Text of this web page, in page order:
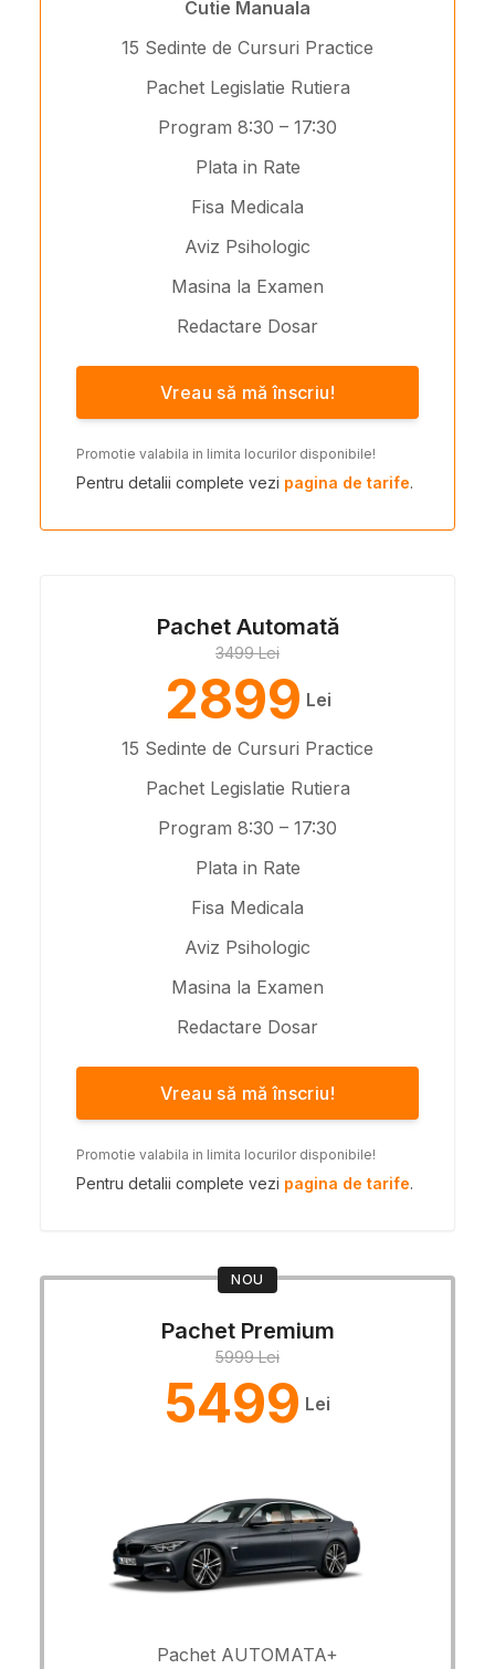
Cutie Manuala
15 Sedinte de Cursuri Practice
Pachet Legislatie Rutiera
Program 8:30 – 17:30
Plata in Rate
Fisa Medicala
Aviz Psihologic
Masina la Examen
Redactare Dosar
Vreau să mă înscriu!
Promotie valabila in limita locurilor disponibile!
Pentru detalii complete vezi pagina de tarife.
Pachet Automată
3499 Lei
2899 Lei
15 Sedinte de Cursuri Practice
Pachet Legislatie Rutiera
Program 8:30 – 17:30
Plata in Rate
Fisa Medicala
Aviz Psihologic
Masina la Examen
Redactare Dosar
Vreau să mă înscriu!
Promotie valabila in limita locurilor disponibile!
Pentru detalii complete vezi pagina de tarife.
NOU
Pachet Premium
5999 Lei
5499 Lei
Pachet AUTOMATA+